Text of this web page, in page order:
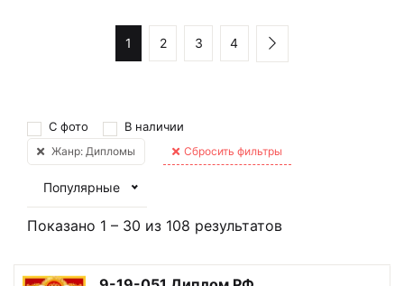
1 2 3 4
С фото В наличии
Жанр: Дипломы Сбросить фильтры
Популярные
Показано 1 – 30 из 108 результатов